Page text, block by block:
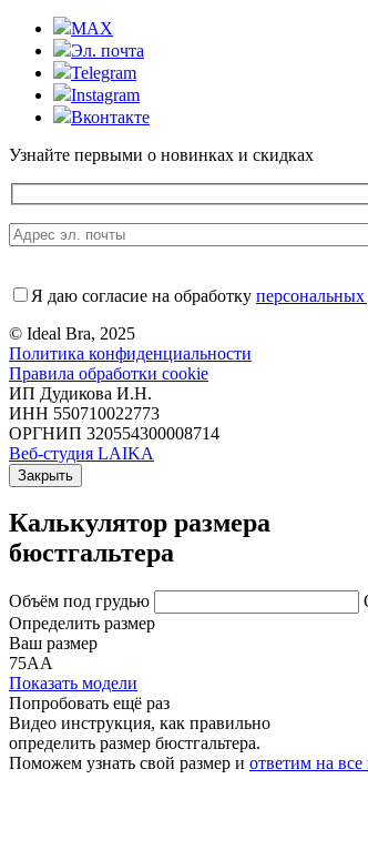
MAX
Эл. почта
Telegram
Instagram
Вконтакте
Узнайте первыми о новинках и скидках
Я даю согласие на обработку
© Ideal Bra, 2025
Политика конфиденциальности
Правила обработки cookie
ИП Дудикова И.Н.
ИНН 550710022773
ОРГНИП 320554300008714
Веб-студия LAIKA
Закрыть
Калькулятор размера
бюстгальтера
Объём под грудью
Определить размер
Ваш размер
75АА
Показать модели
Попробовать ещё раз
Видео инструкция, как правильно
определить размер бюстгальтера.
Поможем узнать свой размер и ответим на